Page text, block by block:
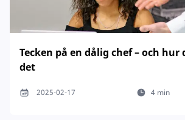
Tecken på en dålig chef – och
det
2025-02-17 4 min